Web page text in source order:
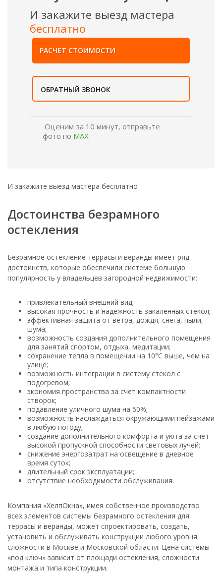
И закажите выезд мастера
бесплатно
РАСЧЕТ СТОИМОСТИ
ОБРАТНЫЙ ЗВОНОК
Оценим за 10 минут, отправьте
фото по MAX
И закажите выезд мастера бесплатно
Достоинства безрамного
остекления
Безрамное остекление террасы и веранды имеет ряд
достоинств, которые обеспечили системе большую
популярность у владельцев загородной недвижимости:
привлекательный внешний вид;
высокая прочность и надежность закаленных стекол;
эффективная защита от ветра, дождя, снега, пыли,
шума;
возможность создания дополнительного помещения
для занятий спортом, отдыха, медитации;
сохранение тепла в помещении на 10°С выше, чем на
улице;
возможность интеграции в систему стекол с
подогревом;
экономия пространства за счет компактности
створок;
подавление уличного шума на 50%;
возможность наслаждаться окружающими пейзажами
в любую погоду;
создание дополнительного комфорта и уюта за счет
высокой пропускной способности световых лучей;
снижение энергозатрат на освещение в дневное
время суток;
длительный срок эксплуатации;
отсутствие необходимости обслуживания.
Компания «ХелпОкна», имея собственное производство
всех элементов системы безрамного остекления для
террасы и веранды, может спроектировать, создать,
установить и обслуживать конструкции любого уровня
сложности в Москве и Московской области. Цена системы
«под ключ» зависит от площади остекления, сложности
монтажа и типа конструкции.